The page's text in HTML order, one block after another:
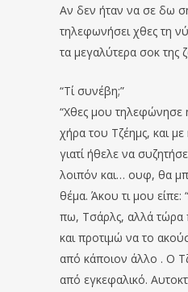
Αν δεν ήταν να σε δω
τηλεφωνήσει χθες τη
τα μεγαλύτερα σοκ της
“Τί συνέβη;”
“Χθες μου
χήρα του Τζέημς, και με
γιατί ήθελε να
λοιπόν και… ουφ, θα
θέμα. Άκου τι μου
πω, Τσάρλς, αλλά τώρα
και προτιμώ να το
από κάποιον άλλο . Ο
από εγκεφαλικό.